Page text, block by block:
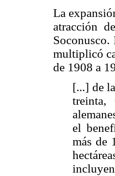
La
atracción
Soconusco.
multiplicó
de 1908 a
[...] de
treinta,
el
más de